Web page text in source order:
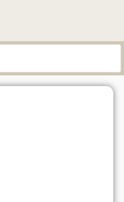
Pinwheel Cristal G